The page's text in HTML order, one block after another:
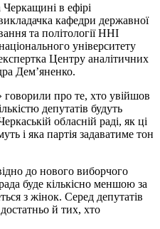
в ефірі
кафедри державної
та політології ННІ
університету
Центру аналітичних
Дем’яненко.
про те, хто увійшов
депутатів будуть
обласній раді, як ці
і яка партія задаватиме тон
до нового виборчого
буде кількісно меншою за
з жінок. Серед депутатів
й тих, хто